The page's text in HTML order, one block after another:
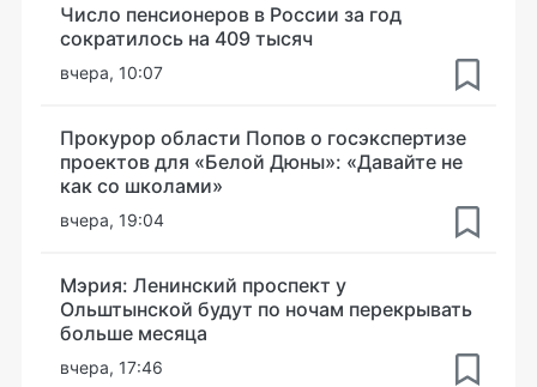
Число пенсионеров в России за год
сократилось на 409 тысяч
вчера, 10:07
Прокурор области Попов о госэкспертизе
проектов для «Белой Дюны»: «Давайте не
как со школами»
вчера, 19:04
Мэрия: Ленинский проспект у
Ольштынской будут по ночам перекрывать
больше месяца
вчера, 17:46